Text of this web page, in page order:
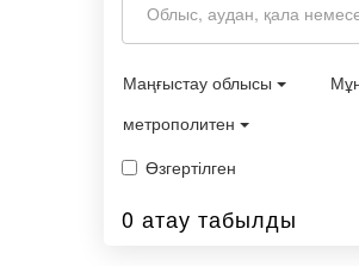
Маңғыстау облысы
метрополитен
Өзгертілген
0 атау табылды